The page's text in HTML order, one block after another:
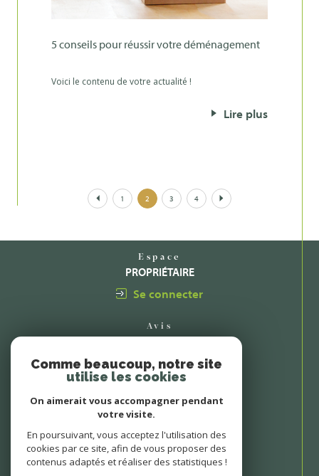
5 conseils pour réussir votre déménagement
Voici le contenu de votre actualité !
Lire plus
1 2 3 4
Espace
PROPRIÉTAIRE
Se connecter
Avis
CLIENTS
Comme beaucoup, notre site
utilise les cookies
On aimerait vous accompagner pendant
votre visite.
En poursuivant, vous acceptez l'utilisation des
cookies par ce site, afin de vous proposer des
contenus adaptés et réaliser des statistiques !